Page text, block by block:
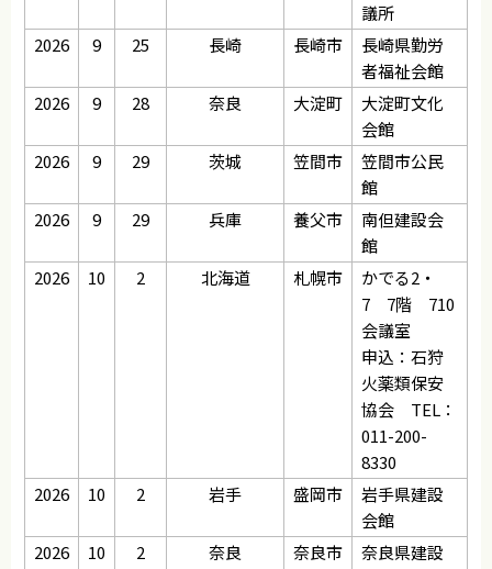
議所
2026
9 25 長崎 長崎市
長崎県勤労
者福祉会館
2026
9 28 奈良 大淀町
大淀町文化
会館
2026
9 29 茨城 笠間市
笠間市公民
館
2026
9 29 兵庫 養父市
南但建設会
館
2026
10 2 北海道 札幌市
かでる2・
7 7階 710
会議室
申込：石狩
火薬類保安
協会 TEL：
011-200-
8330
2026
10 2 岩手 盛岡市
岩手県建設
会館
2026
10 2 奈良 奈良市
奈良県建設